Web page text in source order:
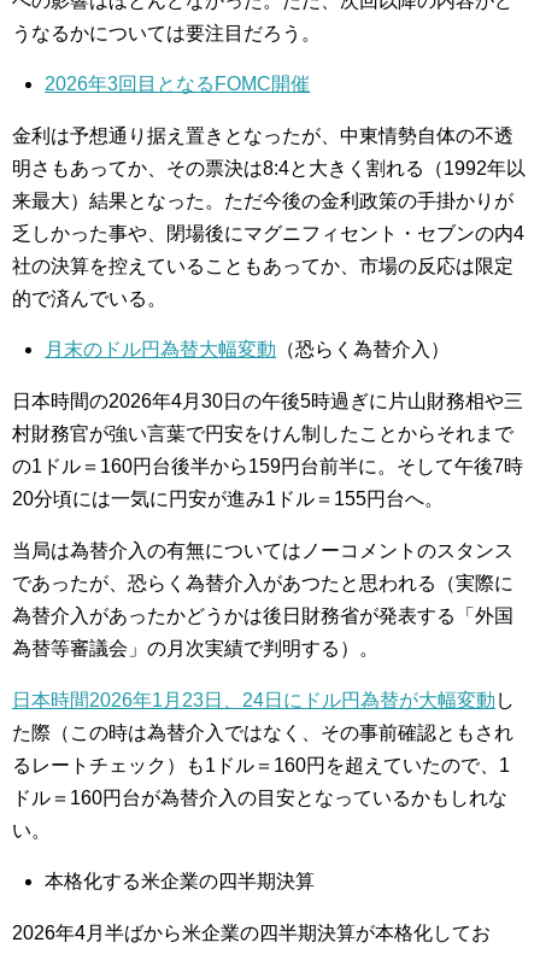
うなるかについては要注目だろう。
2026年3回目となるFOMC開催
金利は予想通り据え置きとなったが、中東情勢自体の不透
明さもあってか、その票決は8:4と大きく割れる（1992年以
来最大）結果となった。ただ今後の金利政策の手掛かりが
乏しかった事や、閉場後にマグニフィセント・セブンの内4
社の決算を控えていることもあってか、市場の反応は限定
的で済んでいる。
月末のドル円為替大幅変動 （恐らく為替介入）
日本時間の2026年4月30日の午後5時過ぎに片山財務相や三
村財務官が強い言葉で円安をけん制したことからそれまで
の1ドル＝160円台後半から159円台前半に。そして午後7時
20分頃には一気に円安が進み1ドル＝155円台へ。
当局は為替介入の有無についてはノーコメントのスタンス
であったが、恐らく為替介入があつたと思われる（実際に
為替介入があったかどうかは後日財務省が発表する「外国
為替等審議会」の月次実績で判明する）。
日本時間2026年1月23日、24日にドル円為替が大幅変動 し
た際（この時は為替介入ではなく、その事前確認ともされ
るレートチェック）も1ドル＝160円を超えていたので、1
ドル＝160円台が為替介入の目安となっているかもしれな
い。
本格化する米企業の四半期決算
2026年4月半ばから米企業の四半期決算が本格化してお